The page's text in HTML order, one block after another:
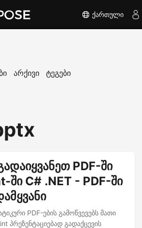
ქართული
არქივი ტეგები
PDF-ში
ში C# .NET - PDF-ში
PDF-ების გამოწვევებს მათი
პრეზენტაციებად გადაქცევის